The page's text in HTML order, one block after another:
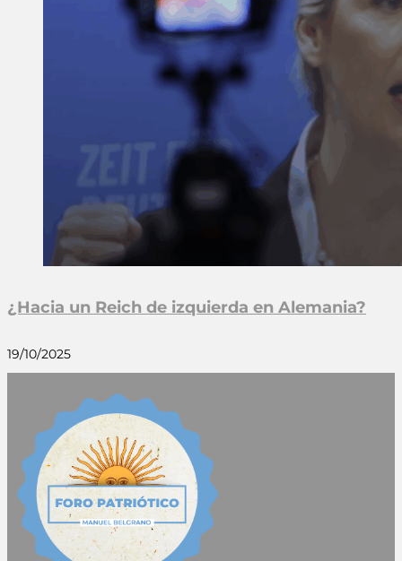
¿Hacia un Reich de izquierda en Alemania?
19/10/2025